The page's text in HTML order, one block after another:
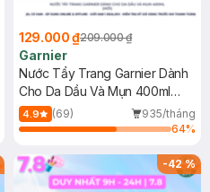
129.000 ₫209.000 ₫
Garnier
Nước Tẩy Trang Garnier Dành
Cho Da Dầu Và Mụn 400ml
(Mới)
4.9 (69)
935/tháng
64%
-42%